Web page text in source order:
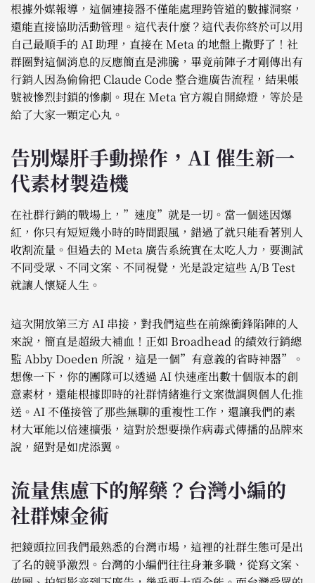
根據外媒報導，這個連接器不僅能處理跨管道的數據洞察，
還能直接協助活動管理。這代表什麼？這代表你終於可以用
自己最順手的 AI 助理，直接在 Meta 的地盤上撒野了！社
群圈對這個消息的反應簡直是沸騰，畢竟前陣子才剛傳出有
行銷人因為偷偷把 Claude Code 整合進廣告流程，結果帳
號被慘烈封鎖的慘劇。現在 Meta 官方親自開綠燈，等於是
給了大家一顆定心丸。
告別爆肝手動操作，AI 催生新一
代素材製造機
在社群行銷的戰場上，”速度”就是一切。當一個迷因爆
紅，你只有短短幾小時的時間跟風，錯過了就只能看著別人
收割流量。但過去的 Meta 廣告系統實在太吃人力，要測試
不同受眾、不同文案、不同視覺，光是設定這些 A/B Test
就讓人懷疑人生。
這次開放第三方 AI 串接，對我們這些在前線衝鋒陷陣的人
來說，簡直是超級大補血！正如 Broadhead 的績效行銷總
監 Abby Doeden 所說，這是一個”有意義的省時神器”。
想像一下，你的團隊可以透過 AI 快速產出數十個版本的創
意素材，還能根據即時的社群情緒進行文案微調與個人化推
送。AI 不僅接管了那些無聊的重複性工作，還讓我們的素
材大軍能以倍速擴張，這對於想要操作病毒式傳播的品牌來
說，絕對是如虎添翼。
流量焦慮下的解藥？台灣小編的
社群煉金術
把鏡頭拉回我們最熟悉的台灣市場，這裡的社群生態可是出
了名的競爭激烈。台灣的小編們往往身兼多職，從寫文案、